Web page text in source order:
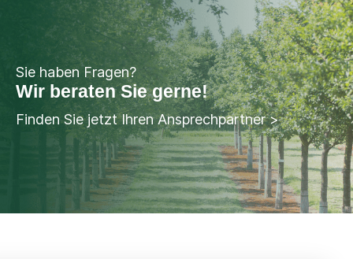
Sie haben Fragen?
Wir beraten Sie gerne!
Finden Sie jetzt Ihren Ansprechpartner >